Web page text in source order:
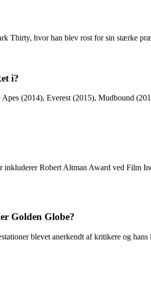
Thirty, hvor han blev rost for sin stærke
i?
(2014), Everest (2015), Mudbound
Robert Altman Award ved Film
Golden Globe?
blevet anerkendt af kritikere og